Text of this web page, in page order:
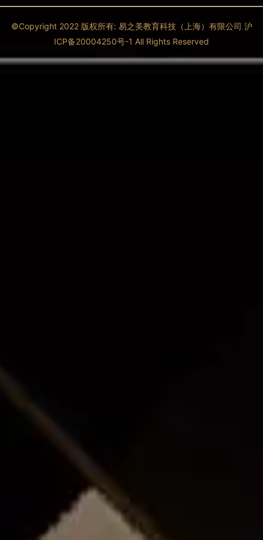
©Copyright 2022 版权所有: 易之美教育科技（上海）有限公司 沪
ICP备20004250号-1 All Rights Reserved